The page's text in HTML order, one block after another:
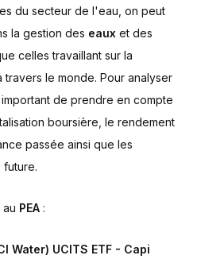
du secteur de l'eau, on peut
la gestion des eaux et des
celles travaillant sur la
travers le monde. Pour analyser
de prendre en compte
boursière, le rendement
passée ainsi que les
PEA :
Water) UCITS ETF - Capi